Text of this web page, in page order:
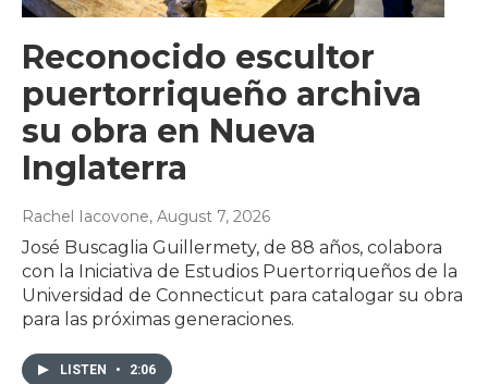
Reconocido escultor
puertorriqueño archiva
su obra en Nueva
Inglaterra
Rachel Iacovone, August 7, 2026
José Buscaglia Guillermety, de 88 años, colabora
con la Iniciativa de Estudios Puertorriqueños de la
Universidad de Connecticut para catalogar su obra
para las próximas generaciones.
LISTEN • 2:06